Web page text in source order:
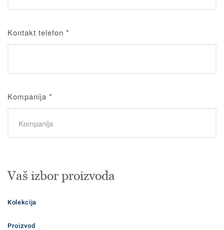
Kontakt telefon *
Kompanija *
Vaš izbor proizvoda
Kolekcija
Proizvod